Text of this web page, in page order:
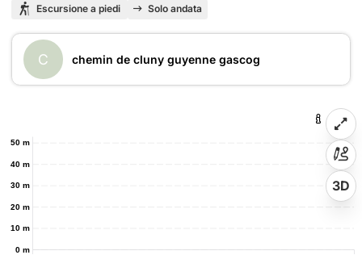
Escursione a piedi Solo andata
C chemin de cluny guyenne gascog
0 m
10 m
20 m
30 m
40 m
50 m
3D